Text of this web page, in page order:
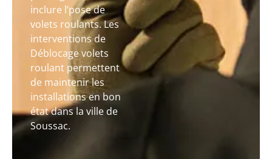
inclure l’pose de
volets roulants. Les
interventions de
Déblocage volets
roulant permettent
de maintenir les
installations en bon
état dans la ville de
Soussac.